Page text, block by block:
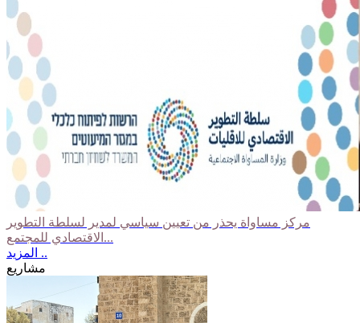
مركز مساواة يحذر من تعيين سياسي لمدير لسلطة التطوير
الاقتصادي للمجتمع...
المزيد ..
مشاريع